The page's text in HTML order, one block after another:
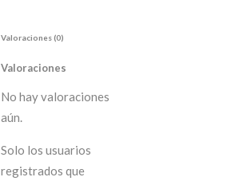
Valoraciones (0)
Valoraciones
No hay valoraciones
aún.
Solo los usuarios
registrados que